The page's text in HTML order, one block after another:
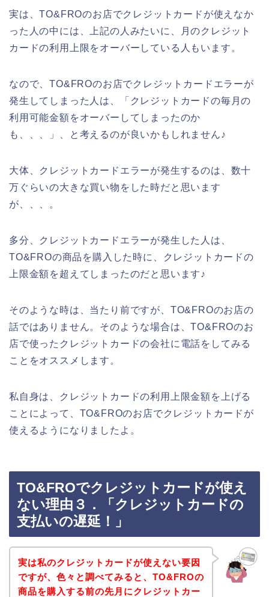
実は、TO&FROのお店でクレジットカードが使えなか
った人の中には、上記の人みたいに、月のクレジット
カードの利用上限をオーバーしている人もいます。
なので、TO&FROのお店でクレジットカードエラーが
発生してしまった人は、「クレジットカードの毎月の
利用可能金額をオーバーしてしまったのか
も、、、」、と考えるのが良いかもしれません♪
大体、クレジットカードエラーが発生するのは、数十
万ぐらいの大きな買い物をした時だと思います
が、、、。
多分、クレジットカードエラーが発生した人は、
TO&FROの商品を購入した時に、クレジットカードの
上限金額を超えてしまったのだと思います♪
そのような時は、当たり前ですが、TO&FROのお店の
話ではありません。そのような場合は、TO&FROのお
店で使ったクレジットカードの会社に電話をしてみる
ことをオススメします。
私自身は、クレジットカードの利用上限金額を上げる
ことによって、TO&FROのお店でクレジットカードが
使えるようになりましたよ。
TO&FROでクレジットカードが使え
ない理由３．「クレジットカードの
支払いの遅延！」
実は私のクレジットカードが使えない要因
ですが、色々と調べてみると、TO&FROの
商品を購入する前の先月にクレジットカー